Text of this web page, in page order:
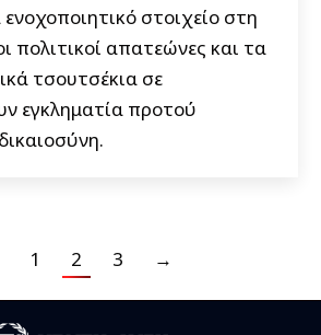
στοιχείο στη
πολιτικοί απατεώνες και τα
τσουτσέκια σε
εγκληματία προτού
1 2 3 →